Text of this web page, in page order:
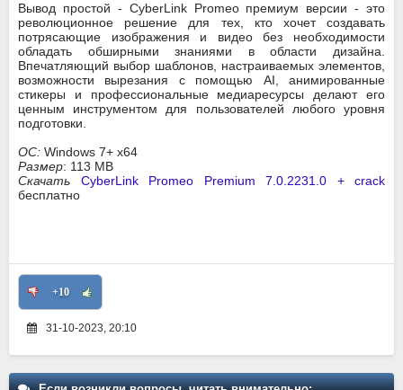
Вывод простой - CyberLink Promeo премиум версии - это
революционное решение для тех, кто хочет создавать
потрясающие изображения и видео без необходимости
обладать обширными знаниями в области дизайна.
Впечатляющий выбор шаблонов, настраиваемых элементов,
возможности вырезания с помощью AI, анимированные
стикеры и профессиональные медиаресурсы делают его
ценным инструментом для пользователей любого уровня
подготовки.
ОС: Windows 7+ x64
Размер: 113 MB
Скачать CyberLink Promeo Premium 7.0.2231.0 + crack
бесплатно
+10
31-10-2023, 20:10